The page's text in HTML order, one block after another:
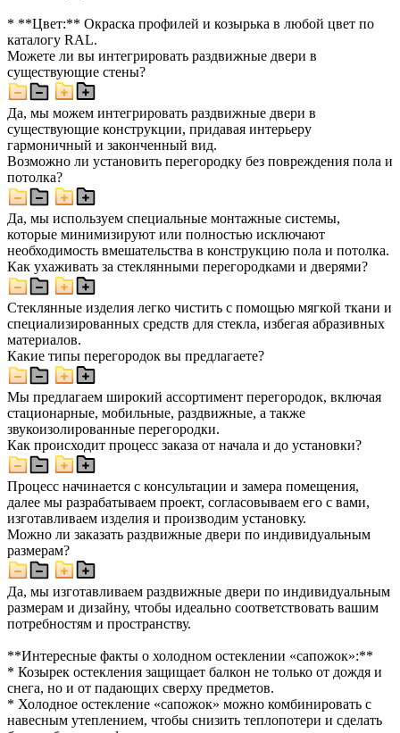
* **Цвет:** Окраска профилей и козырька в любой цвет по
каталогу RAL.
Можете ли вы интегрировать раздвижные двери в
существующие стены?
Да, мы можем интегрировать раздвижные двери в
существующие конструкции, придавая интерьеру
гармоничный и законченный вид.
Возможно ли установить перегородку без повреждения пола и
потолка?
Да, мы используем специальные монтажные системы,
которые минимизируют или полностью исключают
необходимость вмешательства в конструкцию пола и потолка.
Как ухаживать за стеклянными перегородками и дверями?
Стеклянные изделия легко чистить с помощью мягкой ткани и
специализированных средств для стекла, избегая абразивных
материалов.
Какие типы перегородок вы предлагаете?
Мы предлагаем широкий ассортимент перегородок, включая
стационарные, мобильные, раздвижные, а также
звукоизолированные перегородки.
Как происходит процесс заказа от начала и до установки?
Процесс начинается с консультации и замера помещения,
далее мы разрабатываем проект, согласовываем его с вами,
изготавливаем изделия и производим установку.
Можно ли заказать раздвижные двери по индивидуальным
размерам?
Да, мы изготавливаем раздвижные двери по индивидуальным
размерам и дизайну, чтобы идеально соответствовать вашим
потребностям и пространству.
**Интересные факты о холодном остеклении «сапожок»:**
* Козырек остекления защищает балкон не только от дождя и
снега, но и от падающих сверху предметов.
* Холодное остекление «сапожок» можно комбинировать с
навесным утеплением, чтобы снизить теплопотери и сделать